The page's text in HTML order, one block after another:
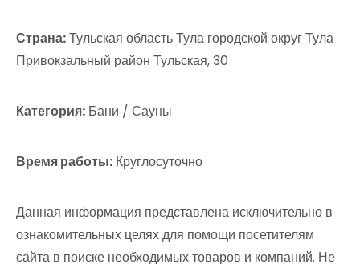
Страна:Тульская область Тула городской округ Тула
Привокзальный район Тульская, 30
Категория: Бани / Сауны
Время работы: Круглосуточно
Данная информация представлена исключительно в
ознакомительных целях для помощи посетителям
сайта в поиске необходимых товаров и компаний. Не